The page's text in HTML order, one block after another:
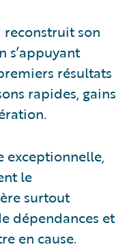
son
s’appuyant
résultats
rapides, gains
exceptionnelle,
le
surtout
dépendances et
en cause.